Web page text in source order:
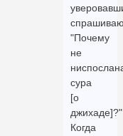
"Почему
не
сура
[о
джихаде]?"
Когда